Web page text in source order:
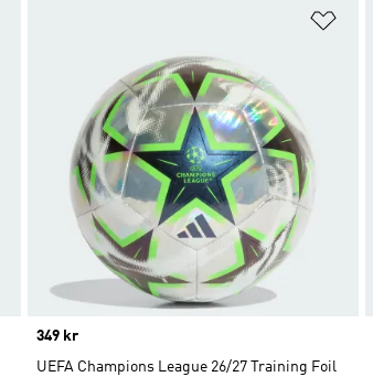
Price
349 kr
UEFA Champions League 26/27 Training Foil